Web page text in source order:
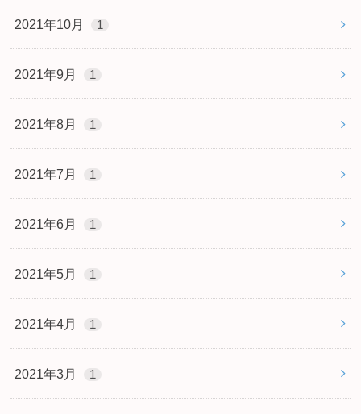
2021年10月 1
2021年9月 1
2021年8月 1
2021年7月 1
2021年6月 1
2021年5月 1
2021年4月 1
2021年3月 1